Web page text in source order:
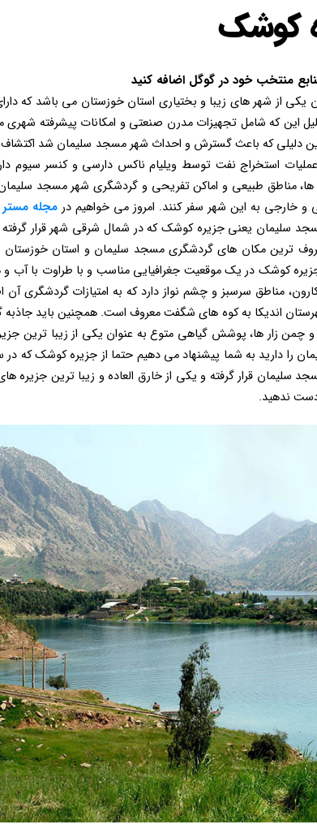
کوشک
منتخب خود در گوگل اضافه کنید
از شهر های زیبا و بختیاری استان خوزستان می باشد که
این که شامل تجهیزات مدرن صنعتی و امکانات پیشرفته
دلیلی که باعث گسترش و احداث شهر مسجد سلیمان شد اکتشاف
عملیات استخراج نفت توسط ویلیام ناکس دارسی و کنسر
ها، مناطق طبیعی و اماکن تفریحی و گردشگری شهر مسجد
و خارجی به این شهر سفر کنند. امروز می خواهیم درمجله
سلیمان یعنی جزیره کوشک که در شمال شرقی شهر قرار گرفته
ترین مکان های گردشگری مسجد سلیمان و استان خوزستان
کوشک در یک موقعیت جغرافیایی مناسب و با طراوت با آب و
مناطق سرسبز و چشم نواز دارد که به امتیازات گردشگری
اندیکا به کوه های شگفت معروف است. همچنین باید جاذبه
چمن زار ها، پوشش گیاهی متوع به عنوان یکی از زیبا ترین
را دارید به شما پیشنهاد می دهیم حتما از جزیره کوشک که
سلیمان قرار گرفته و یکی از خارق العاده و زیبا ترین جزیره
دست ندهید.